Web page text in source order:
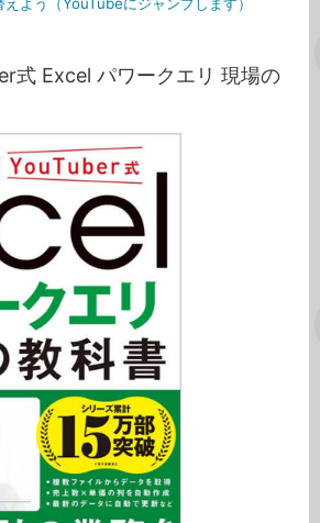
式 Excel パワークエリ 現場の